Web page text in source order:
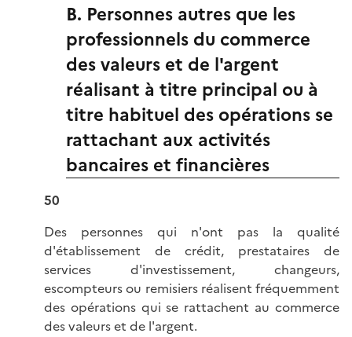
B. Personnes autres que les
professionnels du commerce
des valeurs et de l'argent
réalisant à titre principal ou à
titre habituel des opérations se
rattachant aux activités
bancaires et financières
50
Des personnes qui n'ont pas la qualité
d'établissement de crédit, prestataires de
services d'investissement, changeurs,
escompteurs ou remisiers réalisent fréquemment
des opérations qui se rattachent au commerce
des valeurs et de l'argent.